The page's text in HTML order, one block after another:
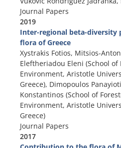
Journal Papers
2019
Inter-regional beta-diversity
flora of Greece
Xystrakis Fotios, Mitsios-
Eleftheriadou Eleni (School
Environment, Aristotle
Greece), Dimopoulos
Konstantinos (School of
Environment, Aristotle
Greece)
Journal Papers
2017